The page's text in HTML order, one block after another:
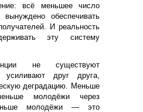
всё меньшее число
вынуждено обеспечивать
И реальность
эту систему
не существуют
усиливают друг друга,
деградацию. Меньше
молодёжи через
молодёжи — это